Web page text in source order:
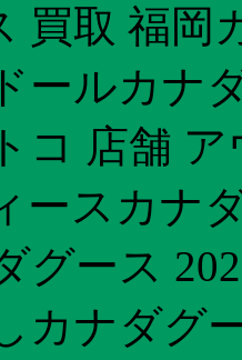
買取 福岡
ールカナ
コ 店舗
ースカナ
グース
カナダグ